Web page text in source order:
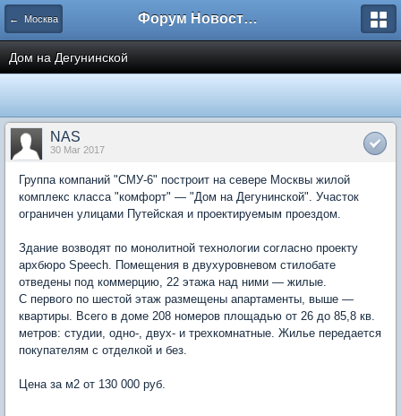
← Москва Форум Новостройки
Дом на Дегунинской
NAS
30 Mar 2017
Группа компаний "СМУ-6" построит на севере Москвы жилой
комплекс класса "комфорт" — "Дом на Дегунинской". Участок
ограничен улицами Путейская и проектируемым проездом.
Здание возводят по монолитной технологии согласно проекту
архбюро Speech. Помещения в двухуровневом стилобате
отведены под коммерцию, 22 этажа над ними — жилые.
С первого по шестой этаж размещены апартаменты, выше —
квартиры. Всего в доме 208 номеров площадью от 26 до 85,8 кв.
метров: студии, одно-, двух- и трехкомнатные. Жилье передается
покупателям с отделкой и без.
Цена за м2 от 130 000 руб.